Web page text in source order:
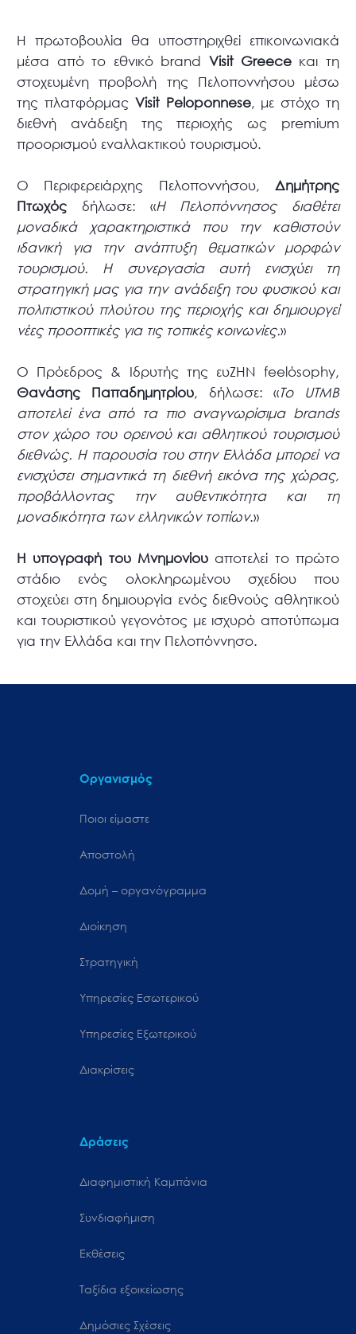
Η πρωτοβουλία θα υποστηριχθεί επικοινωνιακά
μέσα από το εθνικό brand Visit Greece και τη
στοχευμένη προβολή της Πελοποννήσου μέσω
της πλατφόρμας Visit Peloponnese, με στόχο τη
διεθνή ανάδειξη της περιοχής ως premium
προορισμού εναλλακτικού τουρισμού.
Ο Περιφερειάρχης Πελοποννήσου, Δημήτρης
Πτωχός δήλωσε: «Η Πελοπόννησος διαθέτει
μοναδικά χαρακτηριστικά που την καθιστούν
ιδανική για την ανάπτυξη θεματικών μορφών
τουρισμού. Η συνεργασία αυτή ενισχύει τη
στρατηγική μας για την ανάδειξη του φυσικού και
πολιτιστικού πλούτου της περιοχής και δημιουργεί
νέες προοπτικές για τις τοπικές κοινωνίες.»
Ο Πρόεδρος & Ιδρυτής της ευZHN feelόsophy,
Θανάσης Παπαδημητρίου, δήλωσε: «Το UTMB
αποτελεί ένα από τα πιο αναγνωρίσιμα brands
στον χώρο του ορεινού και αθλητικού τουρισμού
διεθνώς. Η παρουσία του στην Ελλάδα μπορεί να
ενισχύσει σημαντικά τη διεθνή εικόνα της χώρας,
προβάλλοντας την αυθεντικότητα και τη
μοναδικότητα των ελληνικών τοπίων.»
Η υπογραφή του Μνημονίου αποτελεί το πρώτο
στάδιο ενός ολοκληρωμένου σχεδίου που
στοχεύει στη δημιουργία ενός διεθνούς αθλητικού
και τουριστικού γεγονότος με ισχυρό αποτύπωμα
για την Ελλάδα και την Πελοπόννησο.
Οργανισμός
Ποιοι είμαστε
Αποστολή
Δομή – οργανόγραμμα
Διοίκηση
Στρατηγική
Υπηρεσίες Εσωτερικού
Υπηρεσίες Εξωτερικού
Διακρίσεις
Δράσεις
Διαφημιστική Καμπάνια
Συνδιαφήμιση
Εκθέσεις
Ταξίδια εξοικείωσης
Δημόσιες Σχέσεις